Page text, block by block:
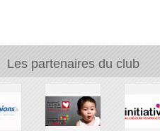
Les partenaires du club